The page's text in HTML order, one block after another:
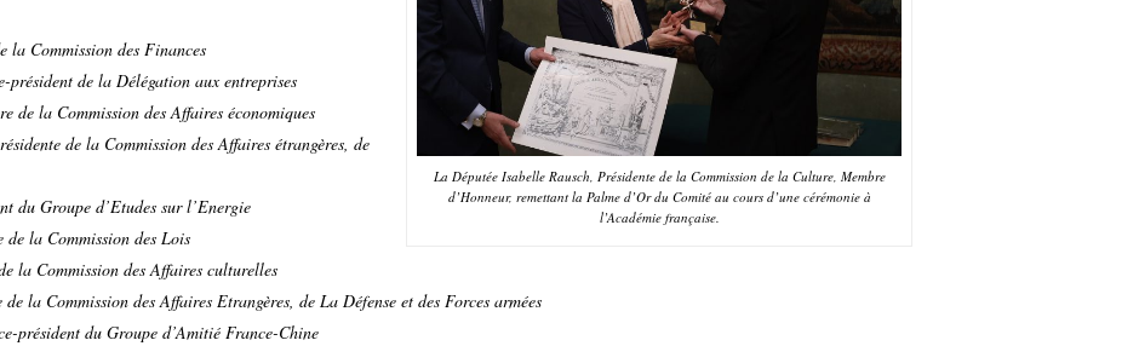
La Députée Isabelle Rausch, Présidente de la Commission de la Culture, Membre
d’Honneur, remettant la Palme d’Or du Comité au cours d’une cérémonie à
l’Académie française.
la Commission des Finances
président de la Délégation aux entreprises
de la Commission des Affaires économiques
de la Commission des Affaires étrangères, de
du Groupe d’Etudes sur l’Energie
de la Commission des Lois
la Commission des Affaires culturelles
de la Commission des Affaires Etrangères, de La Défense et des Forces armées
président du Groupe d’Amitié France-Chine